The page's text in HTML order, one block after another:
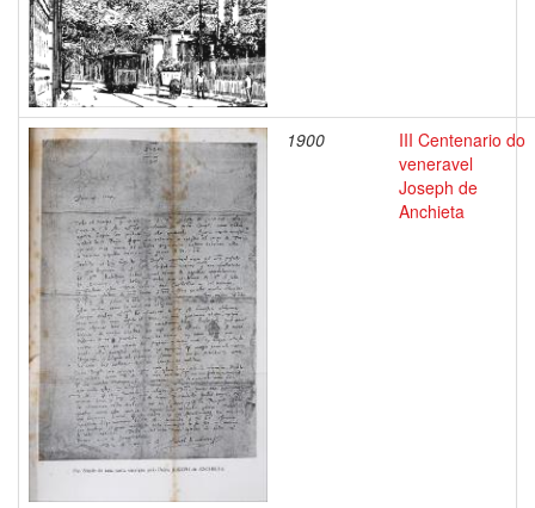
1900
III Centenario do
veneravel
Joseph de
Anchieta